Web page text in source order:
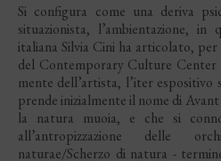
Si configura come una deriva
situazionista, l’ambientazione,
italiana Silvia Cini ha articolato,
del Contemporary Culture Center
mente dell’artista, l’iter espositivo
prende inizialmente il nome di
la natura muoia, e che si
all’antropizzazione delle
naturae/Scherzo di natura -